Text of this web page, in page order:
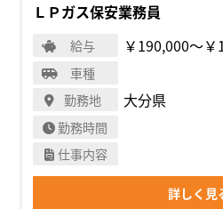
ＬＰガス保安業務員
給与 ￥190,000〜￥
車種
勤務地
大分県
勤務時間
仕事内容
詳しく見